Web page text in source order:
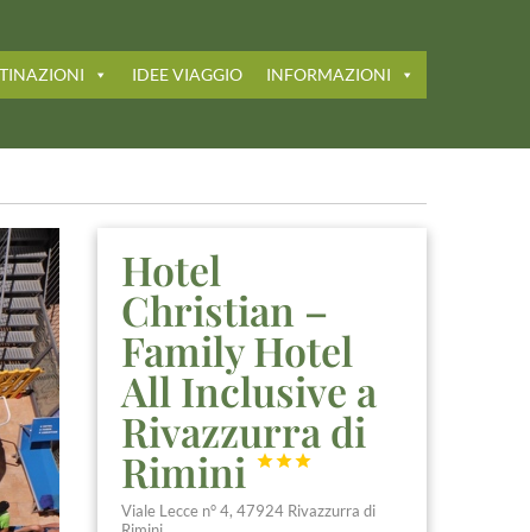
IDEE VIAGGIO INFORMAZIONI
Hotel
Christian –
Family Hotel
All Inclusive a
Rivazzurra di
Rimini 


Viale Lecce n° 4, 47924 Rivazzurra di